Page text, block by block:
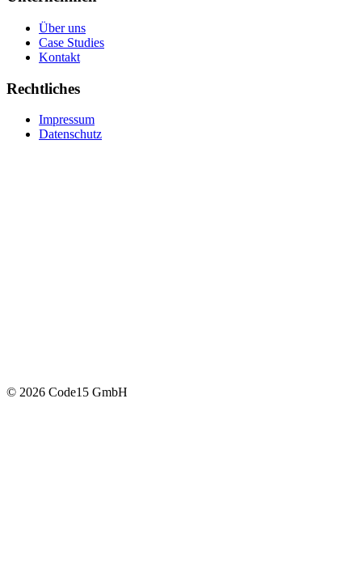
Über uns
Case Studies
Kontakt
Rechtliches
Impressum
Datenschutz
© 2026 Code15 GmbH